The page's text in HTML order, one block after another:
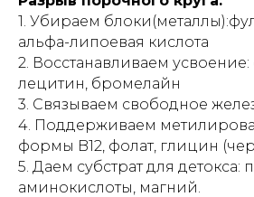
1. Убираем
альфа-липоевая кислота
2. Восстанавливаем
лецитин, бромелайн
3. Связываем свободное
4. Поддерживаем
формы B12, фолат, глицин
5. Даем субстрат для детокса:
аминокислоты, магний.